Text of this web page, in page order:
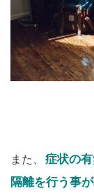
また、
症状の
隔離を行う事